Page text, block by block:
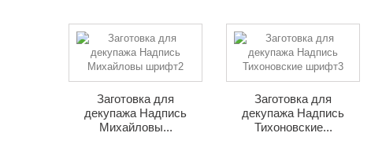
Заготовка для
декупажа Надпись
Михайловы...
Заготовка для
декупажа Надпись
Тихоновские...